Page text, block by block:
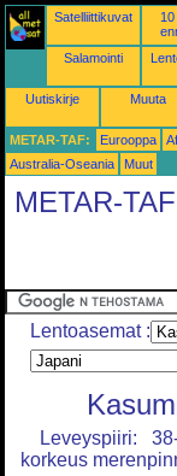
Satelliittikuvat
Salamointi
Uutiskirje Muuta
METAR-TAF: Eurooppa
Australia-Oseania
Muut
METAR-TAF
Lentoasemat :
Leveyspiiri:
korkeus